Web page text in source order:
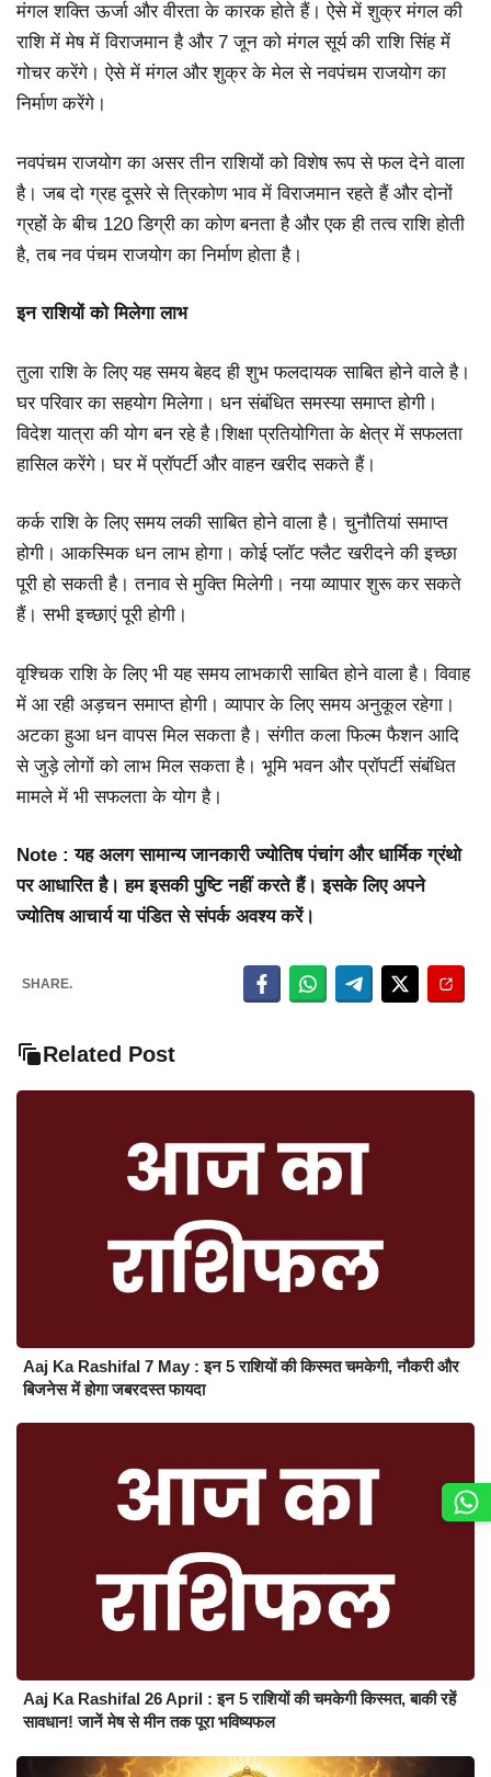
मंगल शक्ति ऊर्जा और वीरता के कारक होते हैं। ऐसे में शुक्र मंगल की
राशि में मेष में विराजमान है और 7 जून को मंगल सूर्य की राशि सिंह में
गोचर करेंगे। ऐसे में मंगल और शुक्र के मेल से नवपंचम राजयोग का
निर्माण करेंगे।
नवपंचम राजयोग का असर तीन राशियों को विशेष रूप से फल देने वाला
है। जब दो ग्रह दूसरे से त्रिकोण भाव में विराजमान रहते हैं और दोनों
ग्रहों के बीच 120 डिग्री का कोण बनता है और एक ही तत्व राशि होती
है, तब नव पंचम राजयोग का निर्माण होता है।
इन राशियों को मिलेगा लाभ
तुला राशि के लिए यह समय बेहद ही शुभ फलदायक साबित होने वाले है।
घर परिवार का सहयोग मिलेगा। धन संबंधित समस्या समाप्त होगी।
विदेश यात्रा की योग बन रहे है।शिक्षा प्रतियोगिता के क्षेत्र में सफलता
हासिल करेंगे। घर में प्रॉपर्टी और वाहन खरीद सकते हैं।
कर्क राशि के लिए समय लकी साबित होने वाला है। चुनौतियां समाप्त
होगी। आकस्मिक धन लाभ होगा। कोई प्लॉट फ्लैट खरीदने की इच्छा
पूरी हो सकती है। तनाव से मुक्ति मिलेगी। नया व्यापार शुरू कर सकते
हैं। सभी इच्छाएं पूरी होगी।
वृश्चिक राशि के लिए भी यह समय लाभकारी साबित होने वाला है। विवाह
में आ रही अड़चन समाप्त होगी। व्यापार के लिए समय अनुकूल रहेगा।
अटका हुआ धन वापस मिल सकता है। संगीत कला फिल्म फैशन आदि
से जुड़े लोगों को लाभ मिल सकता है। भूमि भवन और प्रॉपर्टी संबंधित
मामले में भी सफलता के योग है।
Note : यह अलग सामान्य जानकारी ज्योतिष पंचांग और धार्मिक ग्रंथो
पर आधारित है। हम इसकी पुष्टि नहीं करते हैं। इसके लिए अपने
ज्योतिष आचार्य या पंडित से संपर्क अवश्य करें।
SHARE.
Related Post
Aaj Ka Rashifal 7 May : इन 5 राशियों की किस्मत चमकेगी, नौकरी और
बिजनेस में होगा जबरदस्त फायदा
Aaj Ka Rashifal 26 April : इन 5 राशियों की चमकेगी किस्मत, बाकी रहें
सावधान! जानें मेष से मीन तक पूरा भविष्यफल